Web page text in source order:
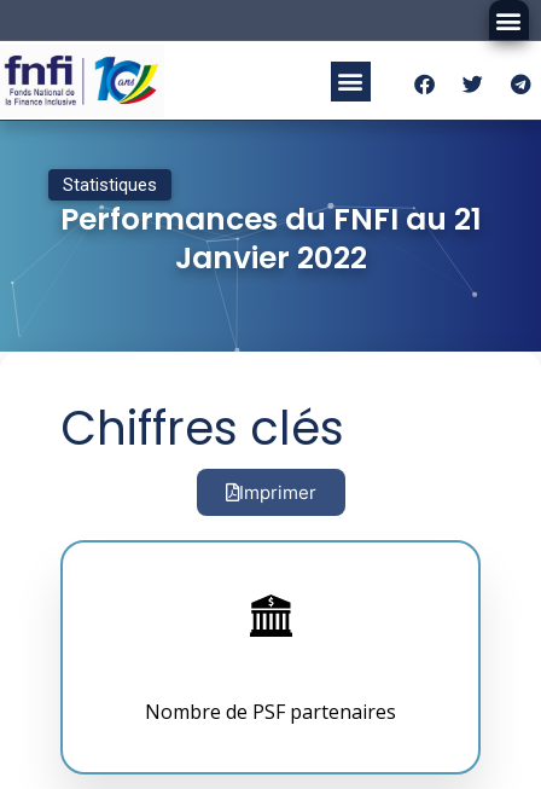
Statistiques
Performances du FNFI au 21
Janvier 2022
Chiffres clés
Imprimer
Nombre de PSF partenaires